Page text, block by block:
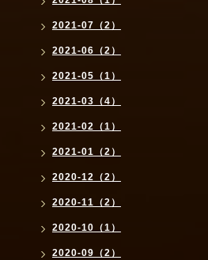
2021-07（2）
2021-06（2）
2021-05（1）
2021-03（4）
2021-02（1）
2021-01（2）
2020-12（2）
2020-11（2）
2020-10（1）
2020-09（2）